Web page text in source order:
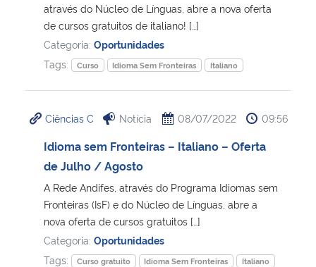
Ministério de Minas e Energia
Ministério da Ciência, Tecnologia, Inovações e Comunicações
Ministério do Meio Ambiente
Ministério do Turismo
Ministério do Desenvolvimento Regional
Controladoria-Geral da União
Ministério da Mulher, da Família e dos Direitos Humanos
através do Núcleo de Línguas, abre a nova oferta
de cursos gratuitos de italiano! […]
Categoria: Oportunidades
Tags:
Curso Idioma Sem Fronteiras Italiano
Ciências C Notícia 08/07/2022 09:56
Idioma sem Fronteiras – Italiano – Oferta
de Julho / Agosto
A Rede Andifes, através do Programa Idiomas sem
Fronteiras (IsF) e do Núcleo de Línguas, abre a
nova oferta de cursos gratuitos […]
Categoria: Oportunidades
Tags:
Curso gratuito Idioma Sem Fronteiras Italiano